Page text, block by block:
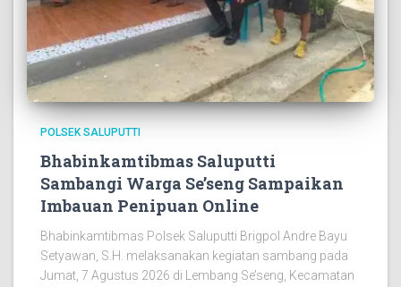
POLSEK SALUPUTTI
Bhabinkamtibmas Saluputti
Sambangi Warga Se’seng Sampaikan
Imbauan Penipuan Online
Bhabinkamtibmas Polsek Saluputti Brigpol Andre Bayu
Setyawan, S.H. melaksanakan kegiatan sambang pada
Jumat, 7 Agustus 2026 di Lembang Se’seng, Kecamatan